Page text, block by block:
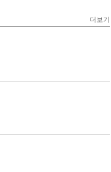
더보기